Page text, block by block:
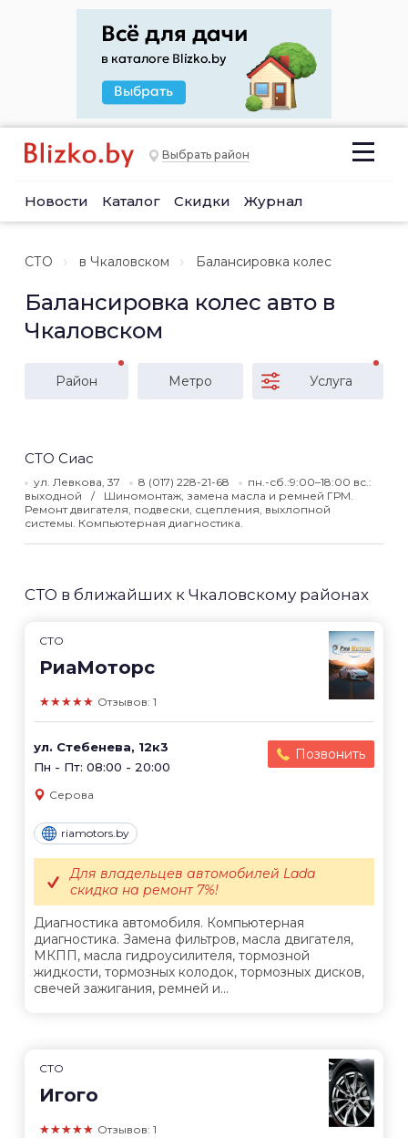
Выбрать район
Новости Каталог Скидки Журнал
СТО в Чкаловском Балансировка колес
Балансировка колес авто в
Чкаловском
Район Метро Услуга
СТО Сиас
ул. Левкова, 37 8 (017) 228-21-68
пн.-сб.:9:00–18:00 вс.:
выходной
Шиномонтаж, замена масла и ремней ГРМ.
Ремонт двигателя, подвески, сцепления, выхлопной
системы. Компьютерная диагностика.
СТО в ближайших к Чкаловскому районах
СТО
РиаМоторс
★★★★★ Отзывов: 1
ул. Стебенева, 12к3
Пн - Пт: 08:00 - 20:00
Позвонить
Серова
riamotors.by
Диагностика автомобиля. Компьютерная
диагностика. Замена фильтров, масла двигателя,
МКПП, масла гидроусилителя, тормозной
жидкости, тормозных колодок, тормозных дисков,
свечей зажигания, ремней и...
Для владельцев автомобилей Lada
скидка на ремонт 7%!
СТО
Игого
★★★★★ Отзывов: 1